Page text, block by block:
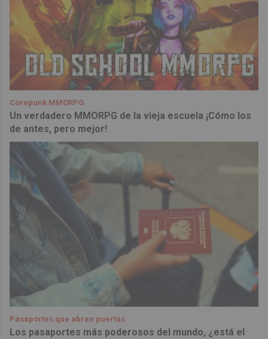
Corepunk MMORPG
Un verdadero MMORPG de la vieja escuela ¡Cómo los
de antes, pero mejor!
Pasaportes que abren puertas
Los pasaportes más poderosos del mundo, ¿está el